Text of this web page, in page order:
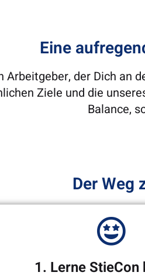
Eine
Arbeitgeber, der Dich an
Ziele und die
Balance,
Der Weg
1. Lerne StieCon